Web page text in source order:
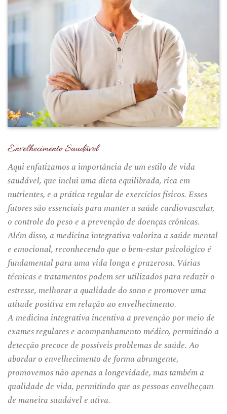
Envelhecimento Saudável
Aqui enfatizamos a importância de um estilo de vida
saudável, que inclui uma dieta equilibrada, rica em
nutrientes, e a prática regular de exercícios físicos. Esses
fatores são essenciais para manter a saúde cardiovascular,
o controle do peso e a prevenção de doenças crônicas.
Além disso, a medicina integrativa valoriza a saúde mental
e emocional, reconhecendo que o bem-estar psicológico é
fundamental para uma vida longa e prazerosa. Várias
técnicas e tratamentos podem ser utilizados para reduzir o
estresse, melhorar a qualidade do sono e promover uma
atitude positiva em relação ao envelhecimento.
A medicina integrativa incentiva a prevenção por meio de
exames regulares e acompanhamento médico, permitindo a
detecção precoce de possíveis problemas de saúde. Ao
abordar o envelhecimento de forma abrangente,
promovemos não apenas a longevidade, mas também a
qualidade de vida, permitindo que as pessoas envelheçam
de maneira saudável e ativa.